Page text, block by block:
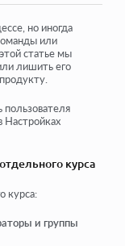
и учеников
но иногда
или
статье мы
лишить его
Настройках
курса
курса:
и группы